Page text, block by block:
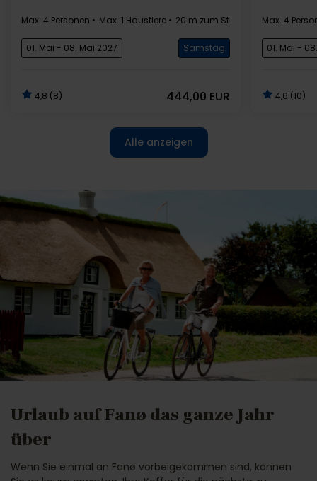
Max. 4 Personen Max. 1 Haustiere 20 m zum Strand 2
01. Mai - 08. Mai 2027 Samstag
4,8 (8) 444,00 EUR
Max. 4
01. Mai -
4,6 (10)
Alle anzeigen
Urlaub auf Fanø das ganze Jahr
über
Wenn Sie einmal an Fanø vorbeigekommen sind, können